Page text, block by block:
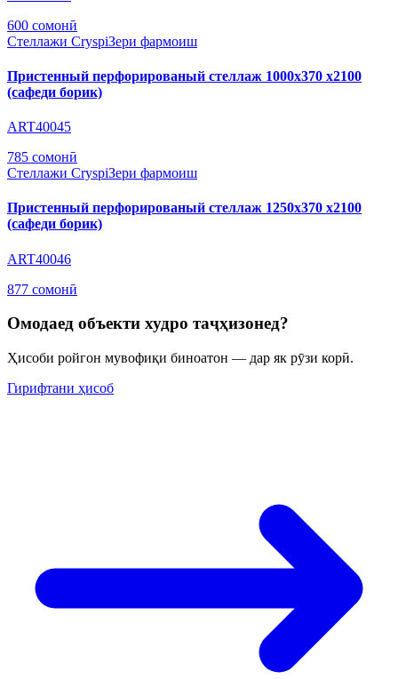
600 сомонӣ
Стеллажи CryspiЗери фармоиш
Пристенный перфорированый стеллаж 1000х370 х2100
(сафеди борик)
ART40045
785 сомонӣ
Стеллажи CryspiЗери фармоиш
Пристенный перфорированый стеллаж 1250х370 х2100
(сафеди борик)
ART40046
877 сомонӣ
Омодаед объекти худро таҷҳизонед?
Ҳисоби ройгон мувофиқи биноатон — дар як рӯзи корӣ.
Гирифтани ҳисоб